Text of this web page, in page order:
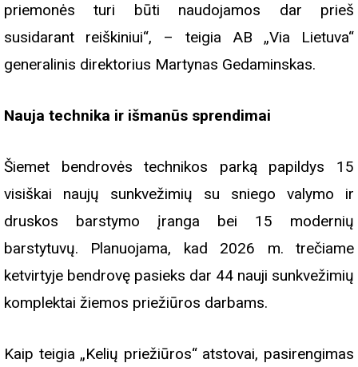
priemonės turi būti naudojamos dar prieš
susidarant reiškiniui“, – teigia AB „Via Lietuva“
generalinis direktorius Martynas Gedaminskas.
Nauja technika ir išmanūs sprendimai
Šiemet bendrovės technikos parką papildys 15
visiškai naujų sunkvežimių su sniego valymo ir
druskos barstymo įranga bei 15 modernių
barstytuvų. Planuojama, kad 2026 m. trečiame
ketvirtyje bendrovę pasieks dar 44 nauji sunkvežimių
komplektai žiemos priežiūros darbams.
Kaip teigia „Kelių priežiūros“ atstovai, pasirengimas